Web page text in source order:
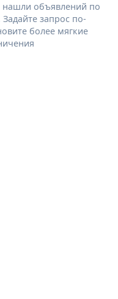
объявлений по
запрос по-
более мягкие